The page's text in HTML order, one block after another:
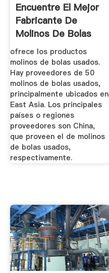
Encuentre El Mejor
Fabricante De
Molinos De Bolas
Usados Y ...
ofrece los productos
molinos de bolas usados.
Hay proveedores de 50
molinos de bolas usados,
principalmente ubicados en
East Asia. Los principales
países o regiones
proveedores son China,
que proveen el de molinos
de bolas usados,
respectivamente.